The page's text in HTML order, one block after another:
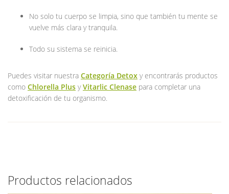
No solo tu cuerpo se limpia, sino que también tu mente se
vuelve más clara y tranquila.
Todo su sistema se reinicia.
Puedes visitar nuestra Categoría Detox y encontrarás productos
como Chlorella Plus yVitarlic Clenase para completar una
detoxificación de tu organismo.
Productos relacionados